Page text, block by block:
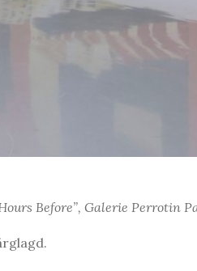
Before”, Galerie Perrotin